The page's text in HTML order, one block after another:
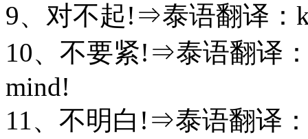
9、对不起!⇒泰语翻译：
10、不要紧!⇒泰语翻译
mind!
11、不明白!⇒泰语翻译